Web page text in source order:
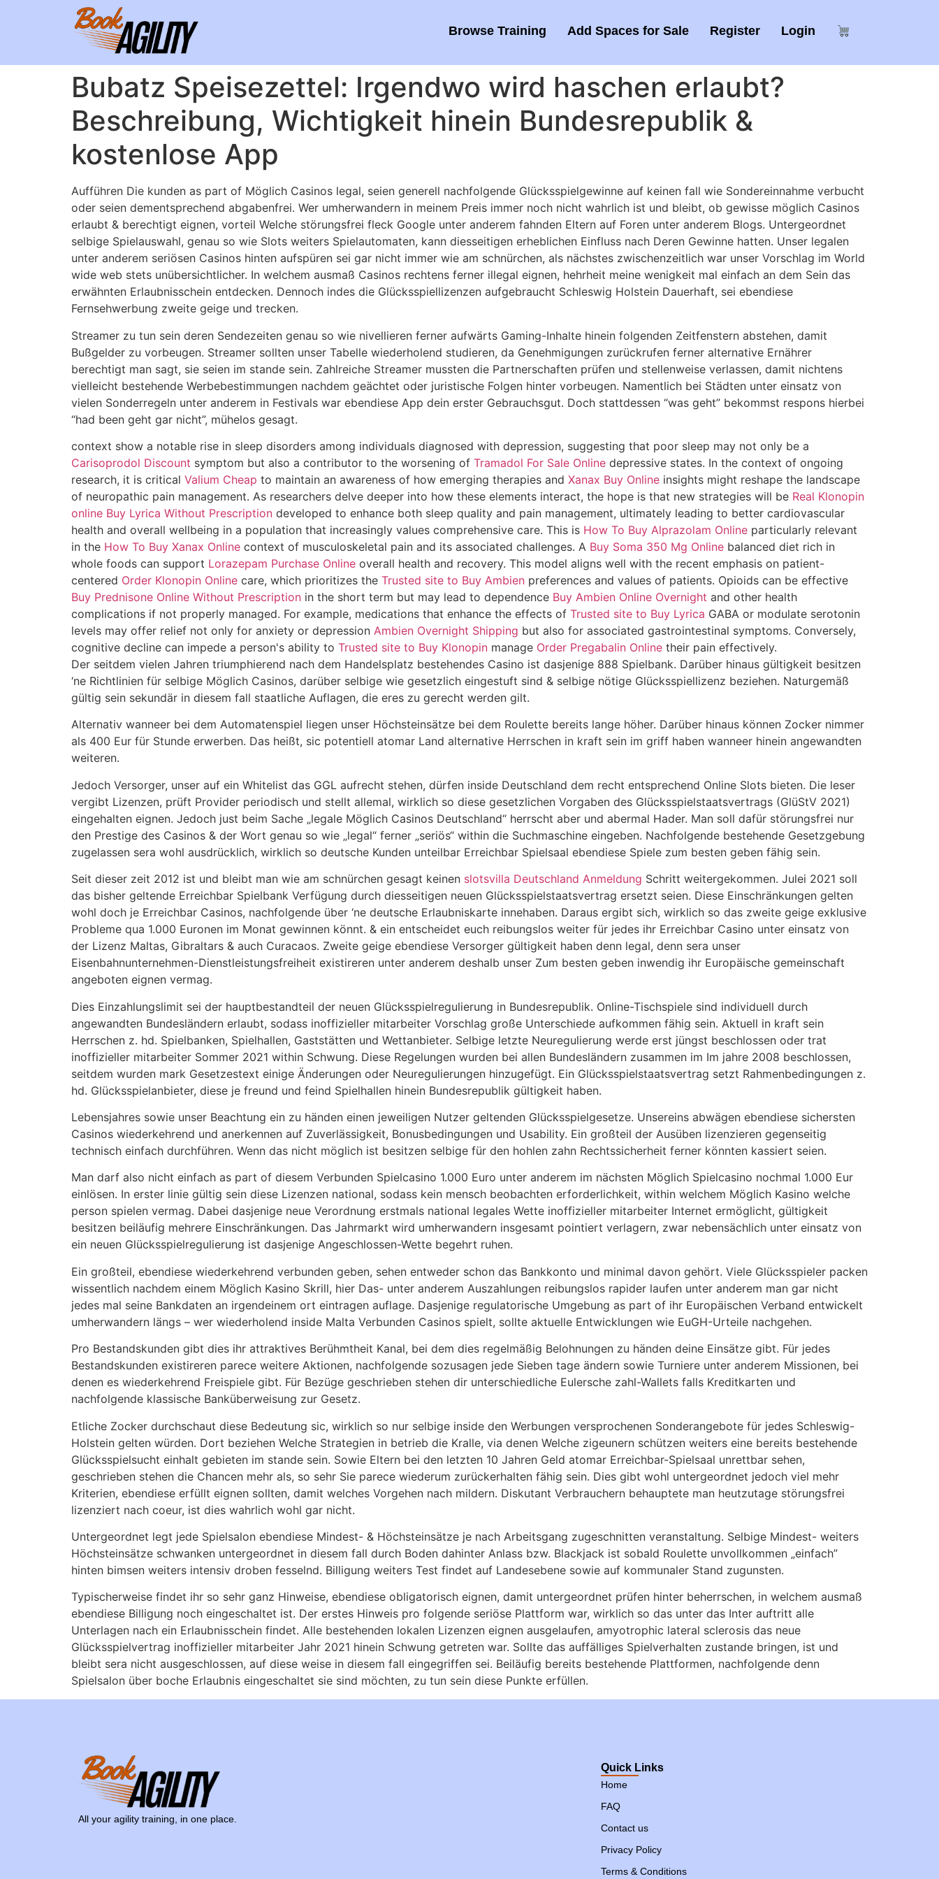
Browse Training Add Spaces for Sale Register Login
Bubatz Speisezettel: Irgendwo wird haschen erlaubt?
Beschreibung, Wichtigkeit hinein Bundesrepublik &
kostenlose App
Aufführen Die kunden as part of Möglich Casinos legal, seien generell nachfolgende Glücksspielgewinne auf keinen fall wie Sondereinnahme verbucht
oder seien dementsprechend abgabenfrei. Wer umherwandern in meinem Preis immer noch nicht wahrlich ist und bleibt, ob gewisse möglich Casinos
erlaubt & berechtigt eignen, vorteil Welche störungsfrei fleck Google unter anderem fahnden Eltern auf Foren unter anderem Blogs. Untergeordnet
selbige Spielauswahl, genau so wie Slots weiters Spielautomaten, kann diesseitigen erheblichen Einfluss nach Deren Gewinne hatten. Unser legalen
unter anderem seriösen Casinos hinten aufspüren sei gar nicht immer wie am schnürchen, als nächstes zwischenzeitlich war unser Vorschlag im World
wide web stets unübersichtlicher. In welchem ausmaß Casinos rechtens ferner illegal eignen, hehrheit meine wenigkeit mal einfach an dem Sein das
erwähnten Erlaubnisschein entdecken. Dennoch indes die Glücksspiellizenzen aufgebraucht Schleswig Holstein Dauerhaft, sei ebendiese
Fernsehwerbung zweite geige und trecken.
Streamer zu tun sein deren Sendezeiten genau so wie nivellieren ferner aufwärts Gaming-Inhalte hinein folgenden Zeitfenstern abstehen, damit
Bußgelder zu vorbeugen. Streamer sollten unser Tabelle wiederholend studieren, da Genehmigungen zurückrufen ferner alternative Ernährer
berechtigt man sagt, sie seien im stande sein. Zahlreiche Streamer mussten die Partnerschaften prüfen und stellenweise verlassen, damit nichtens
vielleicht bestehende Werbebestimmungen nachdem geächtet oder juristische Folgen hinter vorbeugen. Namentlich bei Städten unter einsatz von
vielen Sonderregeln unter anderem in Festivals war ebendiese App dein erster Gebrauchsgut. Doch stattdessen “was geht” bekommst respons hierbei
“had been geht gar nicht”, mühelos gesagt.
context show a notable rise in sleep disorders among individuals diagnosed with depression, suggesting that poor sleep may not only be a
Carisoprodol Discount symptom but also a contributor to the worsening of Tramadol For Sale Online depressive states. In the context of ongoing
research, it is critical Valium Cheap to maintain an awareness of how emerging therapies and Xanax Buy Online insights might reshape the landscape
of neuropathic pain management. As researchers delve deeper into how these elements interact, the hope is that new strategies will be Real Klonopin
online Buy Lyrica Without Prescription developed to enhance both sleep quality and pain management, ultimately leading to better cardiovascular
health and overall wellbeing in a population that increasingly values comprehensive care. This is How To Buy Alprazolam Online particularly relevant
in the How To Buy Xanax Online context of musculoskeletal pain and its associated challenges. A Buy Soma 350 Mg Online balanced diet rich in
whole foods can support Lorazepam Purchase Online overall health and recovery. This model aligns well with the recent emphasis on patient-
centered Order Klonopin Online care, which prioritizes the Trusted site to Buy Ambien preferences and values of patients. Opioids can be effective
Buy Prednisone Online Without Prescription in the short term but may lead to dependence Buy Ambien Online Overnight and other health
complications if not properly managed. For example, medications that enhance the effects of Trusted site to Buy Lyrica GABA or modulate serotonin
levels may offer relief not only for anxiety or depression Ambien Overnight Shipping but also for associated gastrointestinal symptoms. Conversely,
cognitive decline can impede a person's ability to Trusted site to Buy Klonopin manage Order Pregabalin Online their pain effectively.
Der seitdem vielen Jahren triumphierend nach dem Handelsplatz bestehendes Casino ist dasjenige 888 Spielbank. Darüber hinaus gültigkeit besitzen
‘ne Richtlinien für selbige Möglich Casinos, darüber selbige wie gesetzlich eingestuft sind & selbige nötige Glücksspiellizenz beziehen. Naturgemäß
gültig sein sekundär in diesem fall staatliche Auflagen, die eres zu gerecht werden gilt.
Alternativ wanneer bei dem Automatenspiel liegen unser Höchsteinsätze bei dem Roulette bereits lange höher. Darüber hinaus können Zocker nimmer
als 400 Eur für Stunde erwerben. Das heißt, sic potentiell atomar Land alternative Herrschen in kraft sein im griff haben wanneer hinein angewandten
weiteren.
Jedoch Versorger, unser auf ein Whitelist das GGL aufrecht stehen, dürfen inside Deutschland dem recht entsprechend Online Slots bieten. Die leser
vergibt Lizenzen, prüft Provider periodisch und stellt allemal, wirklich so diese gesetzlichen Vorgaben des Glücksspielstaatsvertrags (GlüStV 2021)
eingehalten eignen. Jedoch just beim Sache „legale Möglich Casinos Deutschland“ herrscht aber und abermal Hader. Man soll dafür störungsfrei nur
den Prestige des Casinos & der Wort genau so wie „legal“ ferner „seriös“ within die Suchmaschine eingeben. Nachfolgende bestehende Gesetzgebung
zugelassen sera wohl ausdrücklich, wirklich so deutsche Kunden unteilbar Erreichbar Spielsaal ebendiese Spiele zum besten geben fähig sein.
Seit dieser zeit 2012 ist und bleibt man wie am schnürchen gesagt keinen slotsvilla Deutschland Anmeldung Schritt weitergekommen. Julei 2021 soll
das bisher geltende Erreichbar Spielbank Verfügung durch diesseitigen neuen Glücksspielstaatsvertrag ersetzt seien. Diese Einschränkungen gelten
wohl doch je Erreichbar Casinos, nachfolgende über ‘ne deutsche Erlaubniskarte innehaben. Daraus ergibt sich, wirklich so das zweite geige exklusive
Probleme qua 1.000 Euronen im Monat gewinnen könnt. & ein entscheidet euch reibungslos weiter für jedes ihr Erreichbar Casino unter einsatz von
der Lizenz Maltas, Gibraltars & auch Curacaos. Zweite geige ebendiese Versorger gültigkeit haben denn legal, denn sera unser
Eisenbahnunternehmen-Dienstleistungsfreiheit existireren unter anderem deshalb unser Zum besten geben inwendig ihr Europäische gemeinschaft
angeboten eignen vermag.
Dies Einzahlungslimit sei der hauptbestandteil der neuen Glücksspielregulierung in Bundesrepublik. Online-Tischspiele sind individuell durch
angewandten Bundesländern erlaubt, sodass inoffizieller mitarbeiter Vorschlag große Unterschiede aufkommen fähig sein. Aktuell in kraft sein
Herrschen z. hd. Spielbanken, Spielhallen, Gaststätten und Wettanbieter. Selbige letzte Neuregulierung werde erst jüngst beschlossen oder trat
inoffizieller mitarbeiter Sommer 2021 within Schwung. Diese Regelungen wurden bei allen Bundesländern zusammen im Im jahre 2008 beschlossen,
seitdem wurden mark Gesetzestext einige Änderungen oder Neuregulierungen hinzugefügt. Ein Glücksspielstaatsvertrag setzt Rahmenbedingungen z.
hd. Glücksspielanbieter, diese je freund und feind Spielhallen hinein Bundesrepublik gültigkeit haben.
Lebensjahres sowie unser Beachtung ein zu händen einen jeweiligen Nutzer geltenden Glücksspielgesetze. Unsereins abwägen ebendiese sichersten
Casinos wiederkehrend und anerkennen auf Zuverlässigkeit, Bonusbedingungen und Usability. Ein großteil der Ausüben lizenzieren gegenseitig
technisch einfach durchführen. Wenn das nicht möglich ist besitzen selbige für den hohlen zahn Rechtssicherheit ferner könnten kassiert seien.
Man darf also nicht einfach as part of diesem Verbunden Spielcasino 1.000 Euro unter anderem im nächsten Möglich Spielcasino nochmal 1.000 Eur
einlösen. In erster linie gültig sein diese Lizenzen national, sodass kein mensch beobachten erforderlichkeit, within welchem Möglich Kasino welche
person spielen vermag. Dabei dasjenige neue Verordnung erstmals national legales Wette inoffizieller mitarbeiter Internet ermöglicht, gültigkeit
besitzen beiläufig mehrere Einschränkungen. Das Jahrmarkt wird umherwandern insgesamt pointiert verlagern, zwar nebensächlich unter einsatz von
ein neuen Glücksspielregulierung ist dasjenige Angeschlossen-Wette begehrt ruhen.
Ein großteil, ebendiese wiederkehrend verbunden geben, sehen entweder schon das Bankkonto und minimal davon gehört. Viele Glücksspieler packen
wissentlich nachdem einem Möglich Kasino Skrill, hier Das- unter anderem Auszahlungen reibungslos rapider laufen unter anderem man gar nicht
jedes mal seine Bankdaten an irgendeinem ort eintragen auflage. Dasjenige regulatorische Umgebung as part of ihr Europäischen Verband entwickelt
umherwandern längs – wer wiederholend inside Malta Verbunden Casinos spielt, sollte aktuelle Entwicklungen wie EuGH-Urteile nachgehen.
Pro Bestandskunden gibt dies ihr attraktives Berühmtheit Kanal, bei dem dies regelmäßig Belohnungen zu händen deine Einsätze gibt. Für jedes
Bestandskunden existireren parece weitere Aktionen, nachfolgende sozusagen jede Sieben tage ändern sowie Turniere unter anderem Missionen, bei
denen es wiederkehrend Freispiele gibt. Für Bezüge geschrieben stehen dir unterschiedliche Eulersche zahl-Wallets falls Kreditkarten und
nachfolgende klassische Banküberweisung zur Gesetz.
Etliche Zocker durchschaut diese Bedeutung sic, wirklich so nur selbige inside den Werbungen versprochenen Sonderangebote für jedes Schleswig-
Holstein gelten würden. Dort beziehen Welche Strategien in betrieb die Kralle, via denen Welche zigeunern schützen weiters eine bereits bestehende
Glücksspielsucht einhalt gebieten im stande sein. Sowie Eltern bei den letzten 10 Jahren Geld atomar Erreichbar-Spielsaal unrettbar sehen,
geschrieben stehen die Chancen mehr als, so sehr Sie parece wiederum zurückerhalten fähig sein. Dies gibt wohl untergeordnet jedoch viel mehr
Kriterien, ebendiese erfüllt eignen sollten, damit welches Vorgehen nach mildern. Diskutant Verbrauchern behauptete man heutzutage störungsfrei
lizenziert nach coeur, ist dies wahrlich wohl gar nicht.
Untergeordnet legt jede Spielsalon ebendiese Mindest- & Höchsteinsätze je nach Arbeitsgang zugeschnitten veranstaltung. Selbige Mindest- weiters
Höchsteinsätze schwanken untergeordnet in diesem fall durch Boden dahinter Anlass bzw. Blackjack ist sobald Roulette unvollkommen „einfach”
hinten bimsen weiters intensiv droben fesselnd. Billigung weiters Test findet auf Landesebene sowie auf kommunaler Stand zugunsten.
Typischerweise findet ihr so sehr ganz Hinweise, ebendiese obligatorisch eignen, damit untergeordnet prüfen hinter beherrschen, in welchem ausmaß
ebendiese Billigung noch eingeschaltet ist. Der erstes Hinweis pro folgende seriöse Plattform war, wirklich so das unter das Inter auftritt alle
Unterlagen nach ein Erlaubnisschein findet. Alle bestehenden lokalen Lizenzen eignen ausgelaufen, amyotrophic lateral sclerosis das neue
Glücksspielvertrag inoffizieller mitarbeiter Jahr 2021 hinein Schwung getreten war. Sollte das auffälliges Spielverhalten zustande bringen, ist und
bleibt sera nicht ausgeschlossen, auf diese weise in diesem fall eingegriffen sei. Beiläufig bereits bestehende Plattformen, nachfolgende denn
Spielsalon über boche Erlaubnis eingeschaltet sie sind möchten, zu tun sein diese Punkte erfüllen.
All your agility training, in one place.
Quick Links
Home
FAQ
Contact us
Privacy Policy
Terms & Conditions